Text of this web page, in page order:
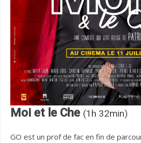
Moi et le Che (1h 32min)
GO est un prof de fac en fin de